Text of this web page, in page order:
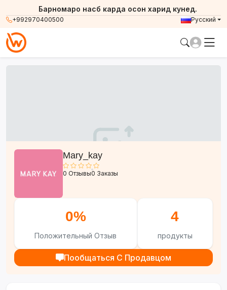
+992970400500
Барномаро насб карда осон харид кунед.
Русский
Mary_kay
0 Отзывы0 Заказы
0%
Положительный Отзыв
4
продукты
Пообщаться С Продавцом